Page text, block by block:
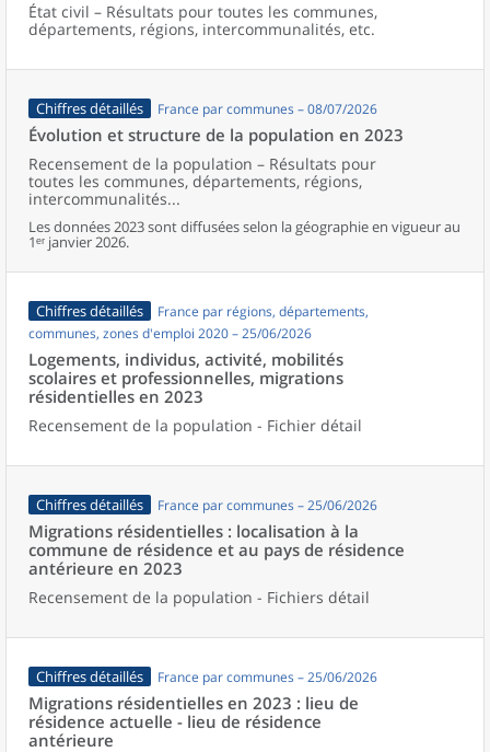
État civil – Résultats pour toutes les communes,
départements, régions, intercommunalités, etc.
Chiffres détaillés France par communes – 08/07/2026
Évolution et structure de la population en 2023
Recensement de la population – Résultats pour
toutes les communes, départements, régions,
intercommunalités...
Les données 2023 sont diffusées selon la géographie en vigueur au
1ᵉʳ janvier 2026.
Chiffres détaillés
France par régions, départements,
communes, zones d'emploi 2020 – 25/06/2026
Logements, individus, activité, mobilités
scolaires et professionnelles, migrations
résidentielles en 2023
Recensement de la population - Fichier détail
Chiffres détaillés France par communes – 25/06/2026
Migrations résidentielles : localisation à la
commune de résidence et au pays de résidence
antérieure en 2023
Recensement de la population - Fichiers détail
Chiffres détaillés France par communes – 25/06/2026
Migrations résidentielles en 2023 : lieu de
résidence actuelle - lieu de résidence
antérieure